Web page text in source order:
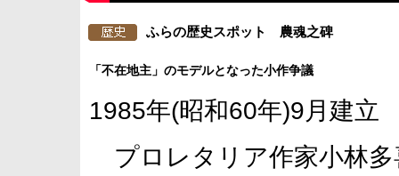
ふらの歴史スポット 農魂之碑
「不在地主」のモデルとなった小作争議
1985年(昭和60年)9月建立
プロレタリア作家小林多